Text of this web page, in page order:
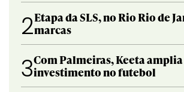
2Etapa da SLS, no Rio Rio de
marcas
3Com Palmeiras, Keeta amplia
investimento no futebol